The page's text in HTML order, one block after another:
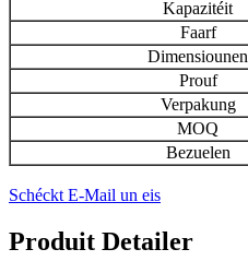
Kapazitéit
Faarf
Dimensiounen
Prouf
Verpakung
MOQ
Bezuelen
Schéckt E-Mail un eis
Produit Detailer